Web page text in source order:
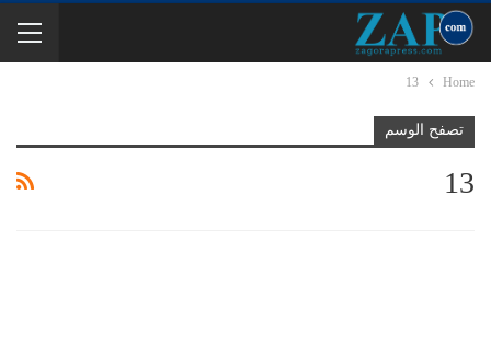
Home
13
تصفح الوسم
13